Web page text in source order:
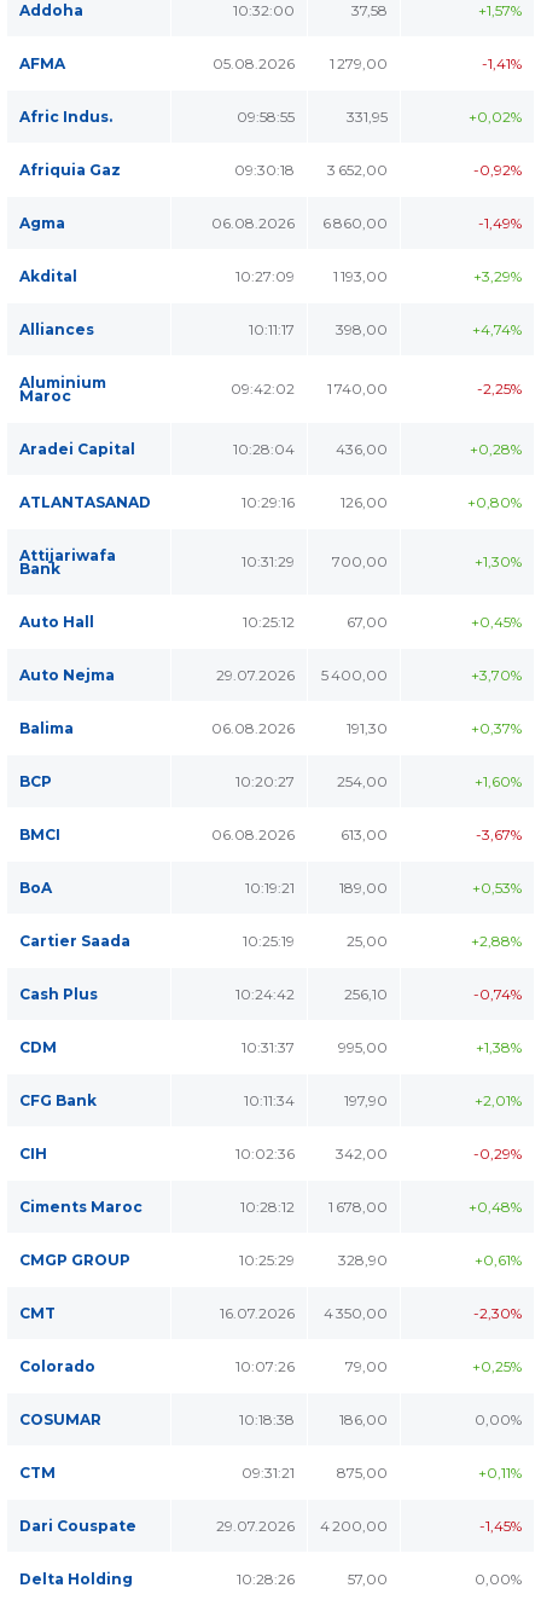
Addoha 10:32:00 37,58 +1,57%
AFMA 05.08.2026 1 279,00 -1,41%
Afric Indus. 09:58:55 331,95 +0,02%
Afriquia Gaz 09:30:18 3 652,00 -0,92%
Agma 06.08.2026 6 860,00 -1,49%
Akdital 10:27:09 1 193,00 +3,29%
Alliances 10:11:17 398,00 +4,74%
Aluminium
Maroc 09:42:02 1 740,00 -2,25%
Aradei Capital 10:28:04 436,00 +0,28%
ATLANTASANAD 10:29:16 126,00 +0,80%
Attijariwafa
Bank 10:31:29 700,00 +1,30%
Auto Hall 10:25:12 67,00 +0,45%
Auto Nejma 29.07.2026 5 400,00 +3,70%
Balima 06.08.2026 191,30 +0,37%
BCP 10:20:27 254,00 +1,60%
BMCI 06.08.2026 613,00 -3,67%
BoA 10:19:21 189,00 +0,53%
Cartier Saada 10:25:19 25,00 +2,88%
Cash Plus 10:24:42 256,10 -0,74%
CDM 10:31:37 995,00 +1,38%
CFG Bank 10:11:34 197,90 +2,01%
CIH 10:02:36 342,00 -0,29%
Ciments Maroc 10:28:12 1 678,00 +0,48%
CMGP GROUP 10:25:29 328,90 +0,61%
CMT 16.07.2026 4 350,00 -2,30%
Colorado 10:07:26 79,00 +0,25%
COSUMAR 10:18:38 186,00 0,00%
CTM 09:31:21 875,00 +0,11%
Dari Couspate 29.07.2026 4 200,00 -1,45%
Delta Holding 10:28:26 57,00 0,00%